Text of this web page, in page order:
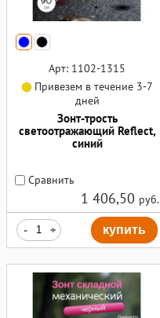
Арт: 1102-1315
Привезем в течение 3-7
дней
Зонт-трость
светоотражающий Reflect,
синий
Сравнить
1 406,50 руб.
- + купить